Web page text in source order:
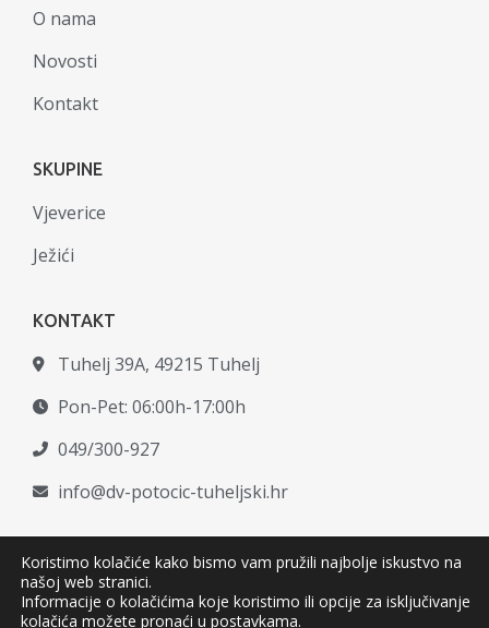
O nama
Novosti
Kontakt
SKUPINE
Vjeverice
Ježići
KONTAKT
Tuhelj 39A, 49215 Tuhelj
Pon-Pet: 06:00h-17:00h
049/300-927
info@dv-potocic-tuheljski.hr
© Copyright – Dječji vrtić Potočić
Tuheljski|Pravila privatnosti
Koristimo kolačiće kako bismo vam pružili najbolje iskustvo na
našoj web stranici.
Informacije o kolačićima koje koristimo ili opcije za isključivanje
kolačića možete pronaći u postavkama.